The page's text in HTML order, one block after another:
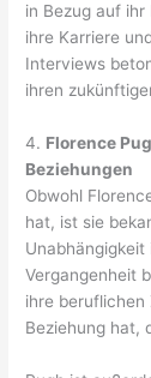
in Bezug auf
ihre Karriere
Interviews
ihren
4. Florence
Beziehungen
Obwohl
hat, ist sie
Vergangenheit
ihre beruflichen
Beziehung hat,